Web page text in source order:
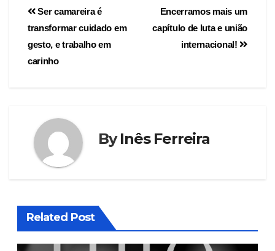
Encerramos mais um
capítulo de luta e união
internacional!
Ser camareira é
transformar cuidado em
gesto, e trabalho em
carinho
ByInês Ferreira
Related Post